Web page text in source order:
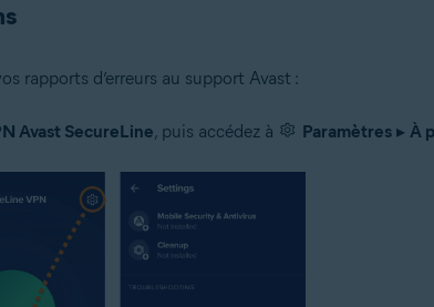
9.0 (Pie, API 28) ou version ultérieure
rapports d’erreurs au support Avast :
Avast SecureLine, puis accédez à Paramètres▸ À